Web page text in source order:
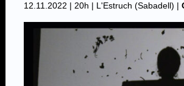
12.11.2022 | 20h | L'Estruch (Sabadell) |